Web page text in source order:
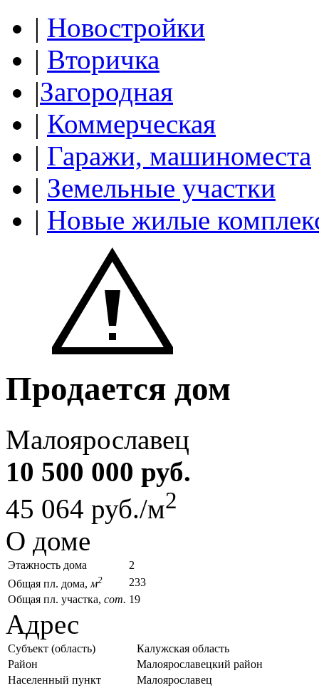
| Новостройки
| Вторичка
|Загородная
| Коммерческая
| Гаражи, машиноместа
| Земельные участки
| Новые жилые
Продается дом
Малоярославец
10 500 000 руб.
45 064 руб./м2
О доме
Этажность дома
2
Общая пл. дома, м2
233
Общая пл. участка, сот. 19
Адрес
Субъект (область)
Калужская область
Район
Малоярославецкий район
Населенный пункт
Малоярославец